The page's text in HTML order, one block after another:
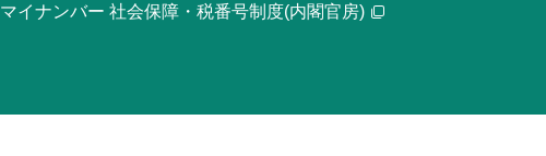
マイナンバー 社会保障・税番号制度(内閣官房)